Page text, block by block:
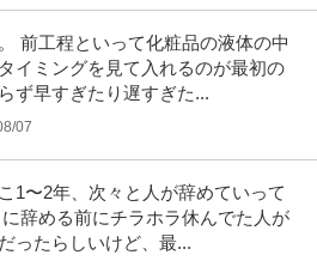
きを見る
提供：ビズリーチ
異業種からの転職者多数！不動産仕入
ム上場グループ残業月平均10h未
不動産＞デベロッパー ※会員属性などに応
きを見る
前工程といって化粧品の液体の中
イミングを見て入れるのが最初の
ず早すぎたり遅すぎた...
07
1〜2年、次々と人が辞めていって
辞める前にチラホラ休んでた人が
ったらしいけど、最...